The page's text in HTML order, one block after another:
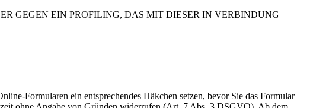
GEGEN EIN PROFILING, DAS MIT DIESER IN VERBINDUNG
Formularen ein entsprechendes Häkchen setzen, bevor Sie das Formular